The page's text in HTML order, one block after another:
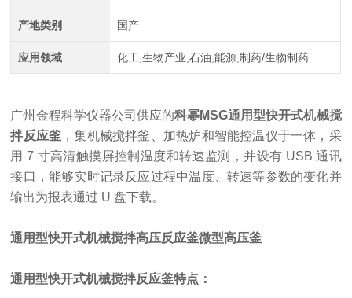
产地类别 国产
应用领域 化工,生物产业,石油,能源,制药/生物制药
广州金程科学仪器公司供应的科幂MSG通用型快开式机械搅
拌反应釜 ，集机械搅拌釜、加热炉和智能控温仪于一体，采
用 7 寸高清触摸屏控制温度和转速监测，并设有 USB 通讯
接口，能够实时记录反应过程中温度、转速等参数的变化并
输出为报表通过 U 盘下载。
通用型快开式机械搅拌高压反应釜微型高压釜
通用型快开式机械搅拌反应釜特点：